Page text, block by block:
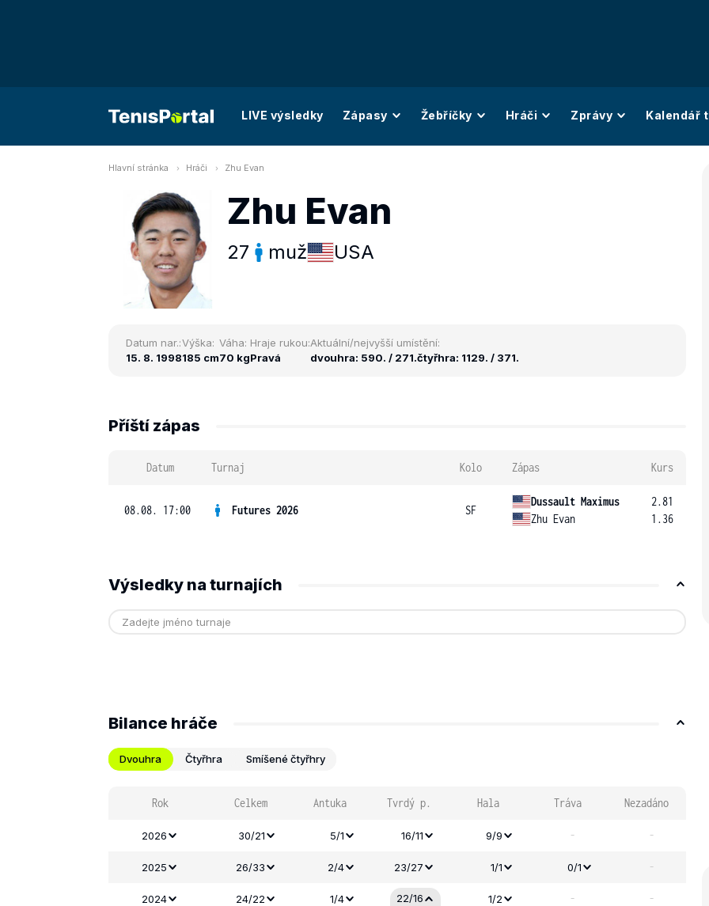
LIVE výsledky Zápasy Žebříčky Hráči Zprávy Kalendář
Hlavní stránka Hráči Zhu Evan
Zhu Evan
27 muž USA
Datum nar.:
15. 8. 1998
Výška:
185 cm
Váha:
70 kg
Hraje rukou:
Pravá
Aktuální/nejvyšší umístění:
dvouhra: 590. / 271.čtyřhra: 1129. / 371.
Příští zápas
Datum Turnaj Kolo Zápas Kurs
08.08. 17:00 Futures 2026 SF
Dussault Maximus
Zhu Evan
2.81
1.36
Výsledky na turnajích
Bilance hráče
Dvouhra Čtyřhra Smíšené čtyřhry
Rok Celkem Antuka Tvrdý p. Hala Tráva Nezadáno
2026 30/21 5/1 16/11 9/9 - -
2025 26/33 2/4 23/27 1/1 0/1 -
2024 24/22 1/4 22/16 1/2 - -